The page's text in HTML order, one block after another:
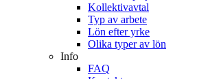
Kollektivavtal
Typ av arbete
Lön efter yrke
Olika typer av lön
Info
FAQ